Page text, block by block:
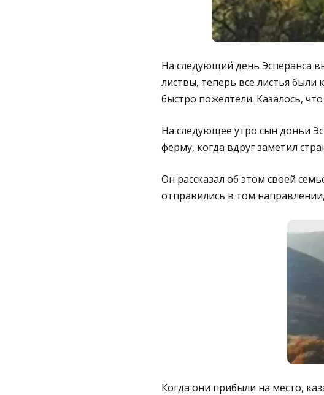
На следующий день Эсперанса
листвы, теперь все листья были
быстро пожелтели. Казалось,
На следующее утро сын доньи
ферму, когда вдруг заметил
Он рассказал об этом своей
отправились в том
Когда они прибыли на место,